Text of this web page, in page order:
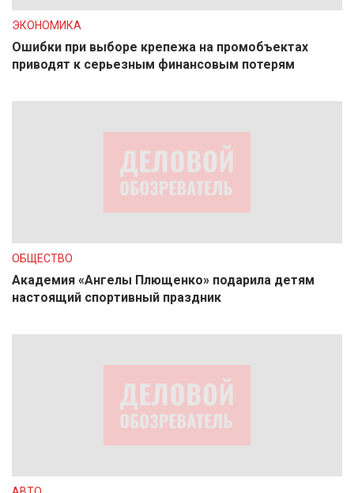
ЭКОНОМИКА
Ошибки при выборе крепежа на промобъектах
приводят к серьезным финансовым потерям
ОБЩЕСТВО
Академия «Ангелы Плющенко» подарила детям
настоящий спортивный праздник